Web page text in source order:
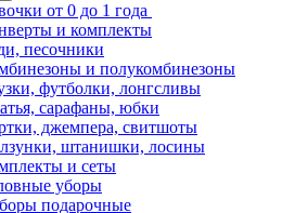
от 0 до 1 года
и комплекты
песочники
и полукомбинезоны
футболки, лонгсливы
сарафаны, юбки
джемпера, свитшоты
штанишки, лосины
и сеты
уборы
подарочные